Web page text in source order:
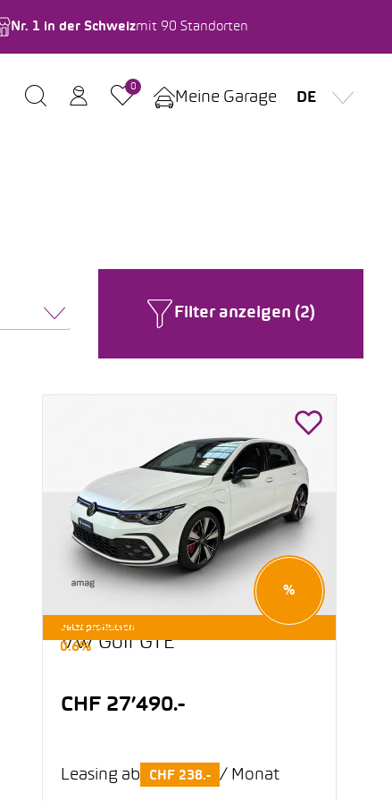
Nr. 1 in der Schweizmit 90 Standorten
0
Meine Garage DE
Filter anzeigen (2)
Jetzt profitieren
%
E-OCCASIONEN LEASING AB
0.6%
VW Golf GTE
CHF 27’490.-
Leasing ab CHF 238.- / Monat